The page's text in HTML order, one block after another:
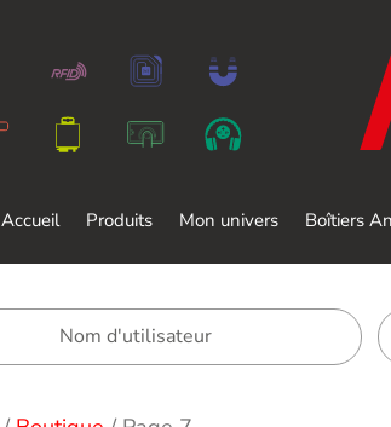
Accueil Produits Mon univers Boîtiers